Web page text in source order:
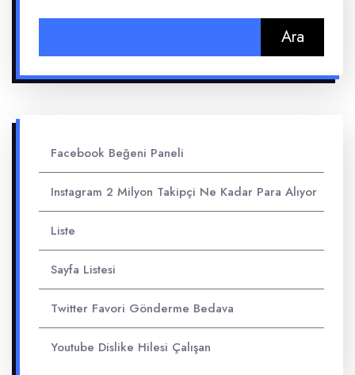
Facebook Beğeni Paneli
Instagram 2 Milyon Takipçi Ne Kadar Para Alıyor
Liste
Sayfa Listesi
Twitter Favori Gönderme Bedava
Youtube Dislike Hilesi Çalışan